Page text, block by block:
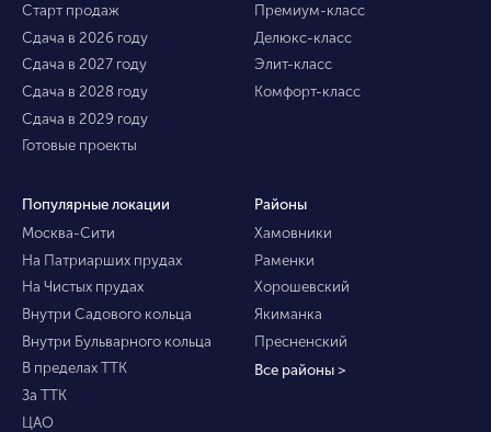
Старт продаж
Сдача в 2026 году
Сдача в 2027 году
Сдача в 2028 году
Сдача в 2029 году
Готовые проекты
Премиум-класс
Делюкс-класс
Элит-класс
Комфорт-класс
Популярные локации
Москва-Сити
На Патриарших прудах
На Чистых прудах
Внутри Садового кольца
Внутри Бульварного кольца
В пределах ТТК
За ТТК
ЦАО
Районы
Хамовники
Раменки
Хорошевский
Якиманка
Пресненский
Все районы >